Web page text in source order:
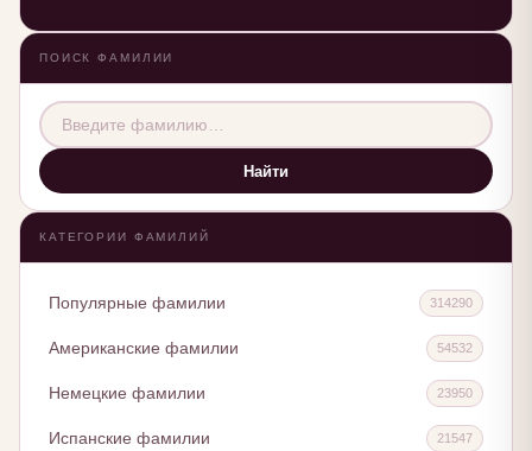
ПОИСК ФАМИЛИИ
Найти
КАТЕГОРИИ ФАМИЛИЙ
Популярные фамилии 314290
Американские фамилии 54532
Немецкие фамилии 23950
Испанские фамилии 21547